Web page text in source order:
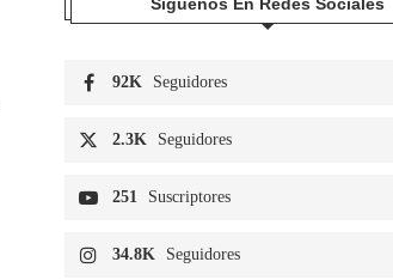
92K Seguidores
2.3K Seguidores
251 Suscriptores
34.8K Seguidores